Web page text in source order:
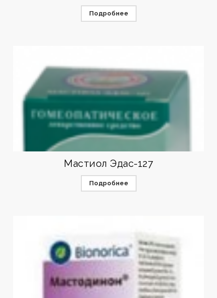
Подробнее
Мастиол Эдас-127
Подробнее